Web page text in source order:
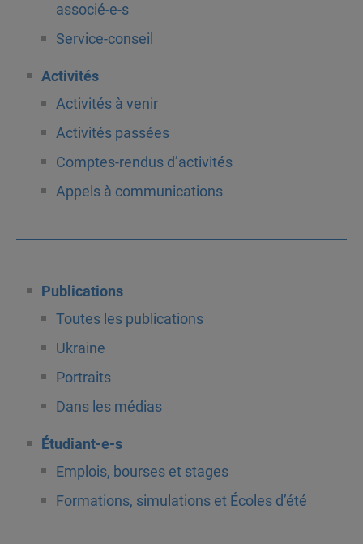
associé-e-s
Service-conseil
Activités
Activités à venir
Activités passées
Comptes-rendus d’activités
Appels à communications
Publications
Toutes les publications
Ukraine
Portraits
Dans les médias
Étudiant-e-s
Emplois, bourses et stages
Formations, simulations et Écoles d’été